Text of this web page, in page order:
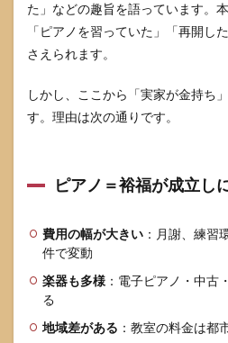
に関
する
FAQ
Q1. 結
局、
今田
の実
家は
の？
Q2. ピ
を習
って
た」などの趣旨を語っています。
「ピアノを習っていた」「再開し
さえられます。
しかし、ここから「実家が金持ち
す。理由は次の通りです。
ピアノ＝裕福が成立し
費用の幅が大きい ：月謝、練習
件で変動
楽器も多様 ：電子ピアノ・中古
る
地域差がある ：教室の料金は都